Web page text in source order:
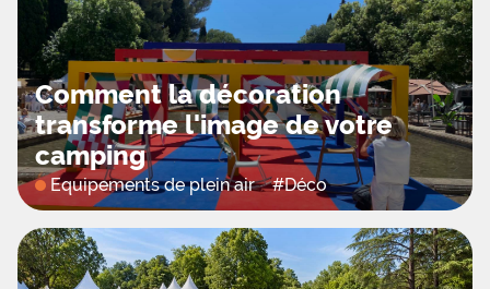
Comment la décoration
transforme l'image de votre
camping
Equipements de plein air #Déco